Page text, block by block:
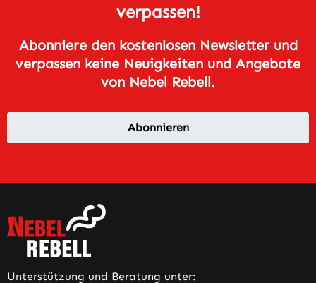
verpassen!
Abonniere den kostenlosen Newsletter und
verpassen keine Neuigkeiten und Angebote
von Nebel Rebell.
Abonnieren
Unterstützung und Beratung unter: